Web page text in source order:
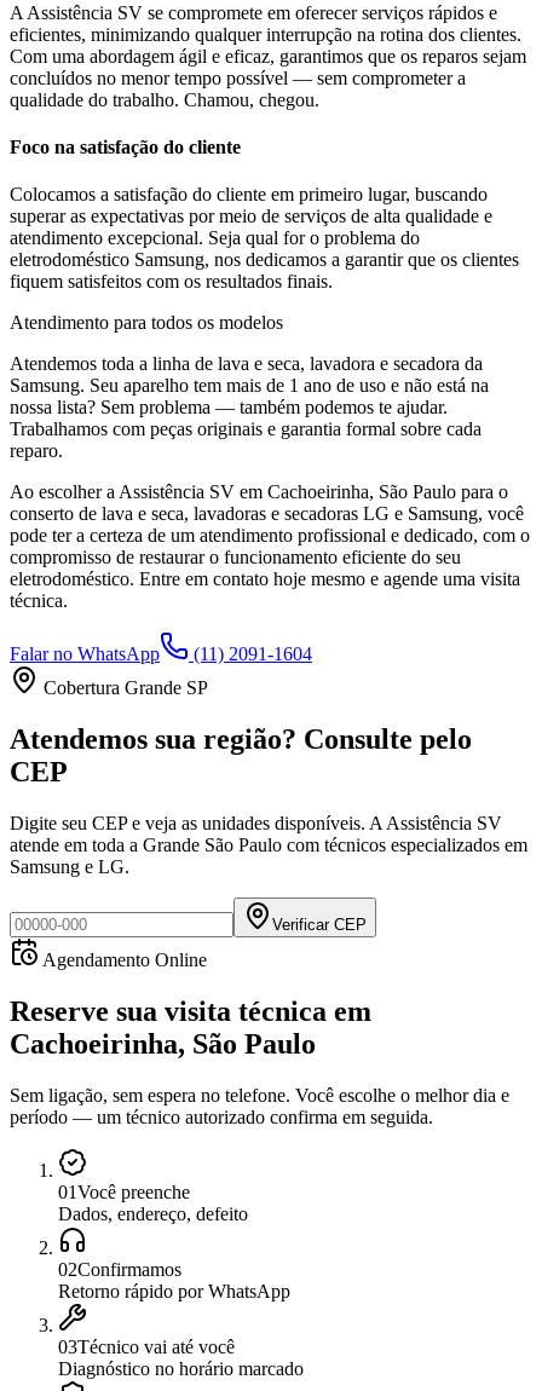
A Assistência SV se compromete em oferecer serviços rápidos e
eficientes, minimizando qualquer interrupção na rotina dos clientes.
Com uma abordagem ágil e eficaz, garantimos que os reparos sejam
concluídos no menor tempo possível — sem comprometer a
qualidade do trabalho. Chamou, chegou.
Foco na satisfação do cliente
Colocamos a satisfação do cliente em primeiro lugar, buscando
superar as expectativas por meio de serviços de alta qualidade e
atendimento excepcional. Seja qual for o problema do
eletrodoméstico Samsung, nos dedicamos a garantir que os clientes
fiquem satisfeitos com os resultados finais.
Atendimento para todos os modelos
Atendemos toda a linha de lava e seca, lavadora e secadora da
Samsung. Seu aparelho tem mais de 1 ano de uso e não está na
nossa lista? Sem problema — também podemos te ajudar.
Trabalhamos com peças originais e garantia formal sobre cada
reparo.
Ao escolher a Assistência SV em Cachoeirinha, São Paulo para o
conserto de lava e seca, lavadoras e secadoras LG e Samsung, você
pode ter a certeza de um atendimento profissional e dedicado, com o
compromisso de restaurar o funcionamento eficiente do seu
eletrodoméstico. Entre em contato hoje mesmo e agende uma visita
técnica.
Falar no WhatsApp
(11) 2091-1604
Cobertura Grande SP
Atendemos sua região? Consulte pelo
CEP
Digite seu CEP e veja as unidades disponíveis. A Assistência SV
atende em toda a Grande São Paulo com técnicos especializados em
Samsung e LG.
Verificar CEP
Agendamento Online
Reserve sua visita técnica em
Cachoeirinha, São Paulo
Sem ligação, sem espera no telefone. Você escolhe o melhor dia e
período — um técnico autorizado confirma em seguida.
01Você preenche
Dados, endereço, defeito
02Confirmamos
Retorno rápido por WhatsApp
03Técnico vai até você
Diagnóstico no horário marcado